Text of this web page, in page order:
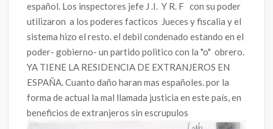
español. Los inspectores jefe J .I. Y R. F con su poder
utilizaron a los poderes facticos Jueces y fiscalia y el
sistema hizo el resto. el debil condenado estando en el
poder- gobierno- un partido politico con la "o" obrero.
YA TIENE LA RESIDENCIA DE EXTRANJEROS EN
ESPAÑA. Cuanto daño haran mas españoles. por la
forma de actual la mal llamada justicia en este país, en
beneficios de extranjeros sin escrupulos